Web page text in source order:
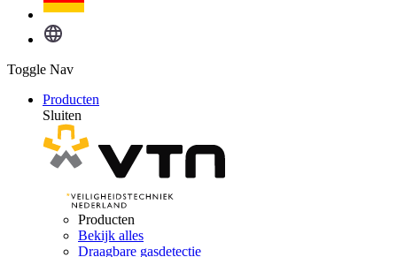
Toggle Nav
Producten
Sluiten
Producten
Bekijk alles
Draagbare gasdetectie